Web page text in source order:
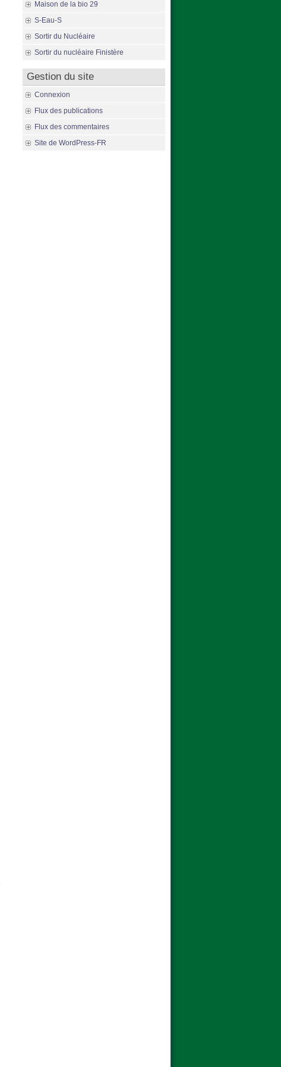
Maison de la bio 29
S-Eau-S
Sortir du Nucléaire
Sortir du nucléaire Finistère
Gestion du site
Connexion
Flux des publications
Flux des commentaires
Site de WordPress-FR